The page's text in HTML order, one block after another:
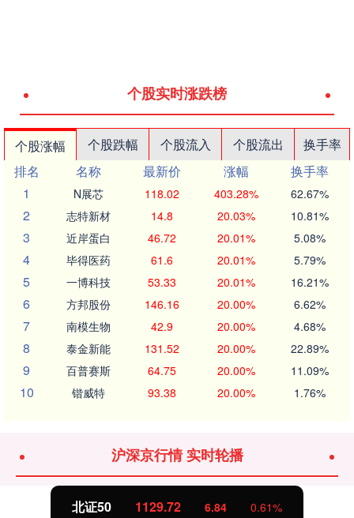
个股实时涨跌榜
个股涨幅 个股跌幅 个股流入 个股流出
换手率
排名
名称 最新价 涨幅
换手率
1
N展芯 118.02 403.28% 62.67%
2 志特新材 14.8 20.03% 10.81%
3 近岸蛋白 46.72 20.01% 5.08%
4 毕得医药 61.6 20.01% 5.79%
5 一博科技 53.33 20.01% 16.21%
6 方邦股份 146.16 20.00% 6.62%
7 南模生物 42.9 20.00% 4.68%
8 泰金新能 131.52 20.00% 22.89%
9 百普赛斯 64.75 20.00% 11.09%
10 锴威特 93.38 20.00% 1.76%
沪深京行情 实时轮播
北证50 1129.72 6.84 0.61%